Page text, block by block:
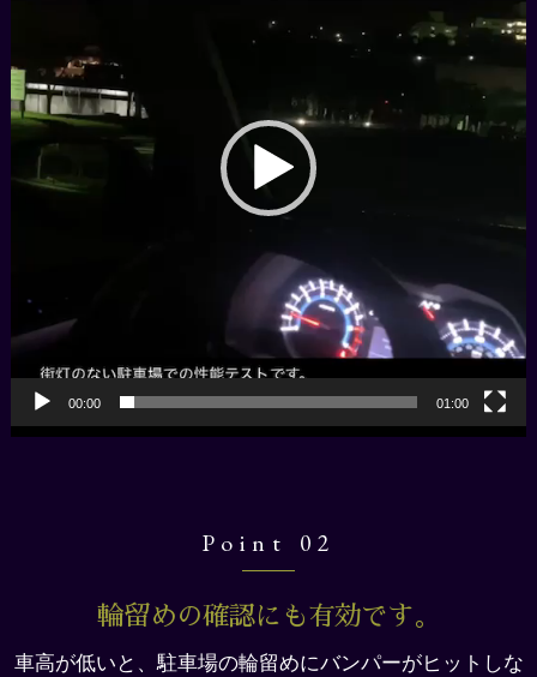
ヤ
ー
00:00 01:00
Point 02
輪留めの確認にも有効です。
車高が低いと、駐車場の輪留めにバンパーがヒットしな